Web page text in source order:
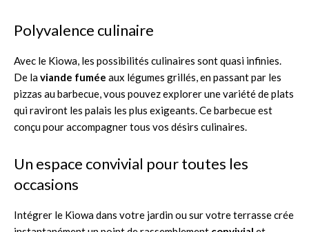
Polyvalence culinaire
Avec le Kiowa, les possibilités culinaires sont quasi infinies.
De laviande fumée aux légumes grillés, en passant par les
pizzas au barbecue, vous pouvez explorer une variété de plats
qui raviront les palais les plus exigeants. Ce barbecue est
conçu pour accompagner tous vos désirs culinaires.
Un espace convivial pour toutes les
occasions
Intégrer le Kiowa dans votre jardin ou sur votre terrasse crée